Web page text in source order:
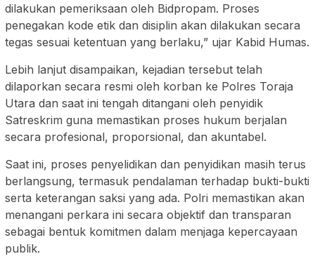
dilakukan pemeriksaan oleh Bidpropam. Proses
penegakan kode etik dan disiplin akan dilakukan secara
tegas sesuai ketentuan yang berlaku,” ujar Kabid Humas.
Lebih lanjut disampaikan, kejadian tersebut telah
dilaporkan secara resmi oleh korban ke Polres Toraja
Utara dan saat ini tengah ditangani oleh penyidik
Satreskrim guna memastikan proses hukum berjalan
secara profesional, proporsional, dan akuntabel.
Saat ini, proses penyelidikan dan penyidikan masih terus
berlangsung, termasuk pendalaman terhadap bukti-bukti
serta keterangan saksi yang ada. Polri memastikan akan
menangani perkara ini secara objektif dan transparan
sebagai bentuk komitmen dalam menjaga kepercayaan
publik.